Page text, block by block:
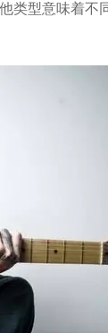
型意味着不